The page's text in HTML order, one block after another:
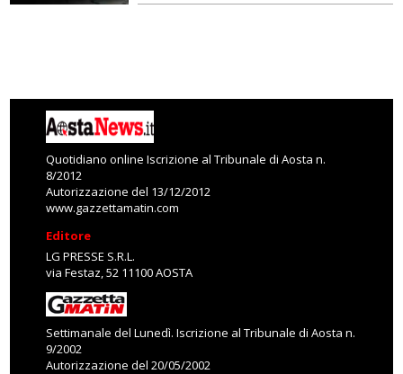
Quotidiano online Iscrizione al Tribunale di Aosta n.
8/2012
Autorizzazione del 13/12/2012
www.gazzettamatin.com
Editore
LG PRESSE S.R.L.
via Festaz, 52 11100 AOSTA
Settimanale del Lunedì. Iscrizione al Tribunale di Aosta n.
9/2002
Autorizzazione del 20/05/2002